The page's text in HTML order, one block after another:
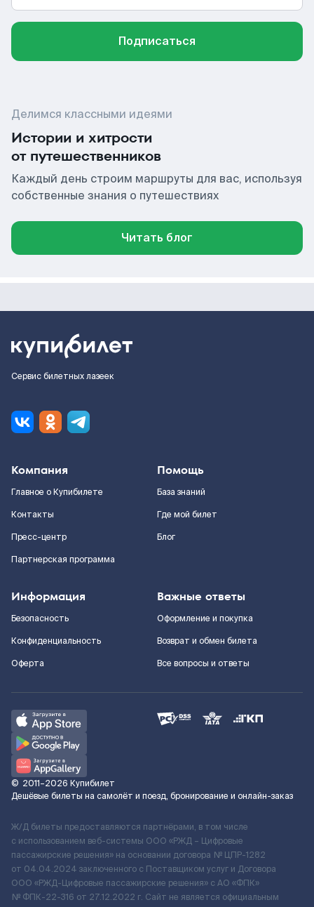
Подписаться
Делимся классными идеями
Истории и хитрости
от путешественников
Каждый день строим маршруты для вас, используя
собственные знания о путешествиях
Читать блог
Сервис билетных лазеек
Компания
Главное о Купибилете
Контакты
Пресс-центр
Партнерская программа
Помощь
База знаний
Где мой билет
Блог
Информация
Безопасность
Конфиденциальность
Оферта
Важные ответы
Оформление и покупка
Возврат и обмен билета
Все вопросы и ответы
© 2011–2026 Купибилет
Дешёвые билеты на самолёт и поезд, бронирование и онлайн-заказ
Ж/Д билеты предоставляются партнёрами, в том числе
с использованием веб-системы ООО «РЖД – Цифровые
пассажирские решения» на основании договора № ЦПР-1282
от 04.04.2024 заключенного с Поставщиком услуг и Договора
ООО «РЖД-Цифровые пассажирские решения» c АО «ФПК»
№ ФПК-22-316 от 27.12.2022 г. Сайт не является официальным